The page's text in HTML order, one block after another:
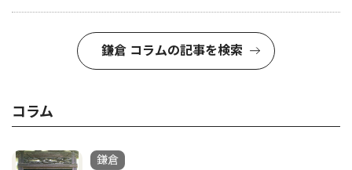
鎌倉 コラムの記事を検索
コラム
鎌倉